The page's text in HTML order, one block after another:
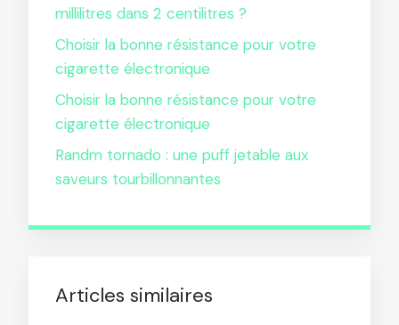
millilitres dans 2 centilitres ?
Choisir la bonne résistance pour votre
cigarette électronique
Choisir la bonne résistance pour votre
cigarette électronique
Randm tornado : une puff jetable aux
saveurs tourbillonnantes
Articles similaires